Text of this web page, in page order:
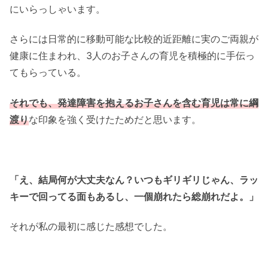
にいらっしゃいます。
さらには日常的に移動可能な比較的近距離に実のご両親が
健康に住まわれ、3人のお子さんの育児を積極的に手伝っ
てもらっている。
それでも、発達障害を抱えるお子さんを含む育児は常に綱
渡りな印象を強く受けたためだと思います。
「え、結局何が大丈夫なん？いつもギリギリじゃん、ラッ
キーで回ってる面もあるし、一個崩れたら総崩れだよ。」
それが私の最初に感じた感想でした。